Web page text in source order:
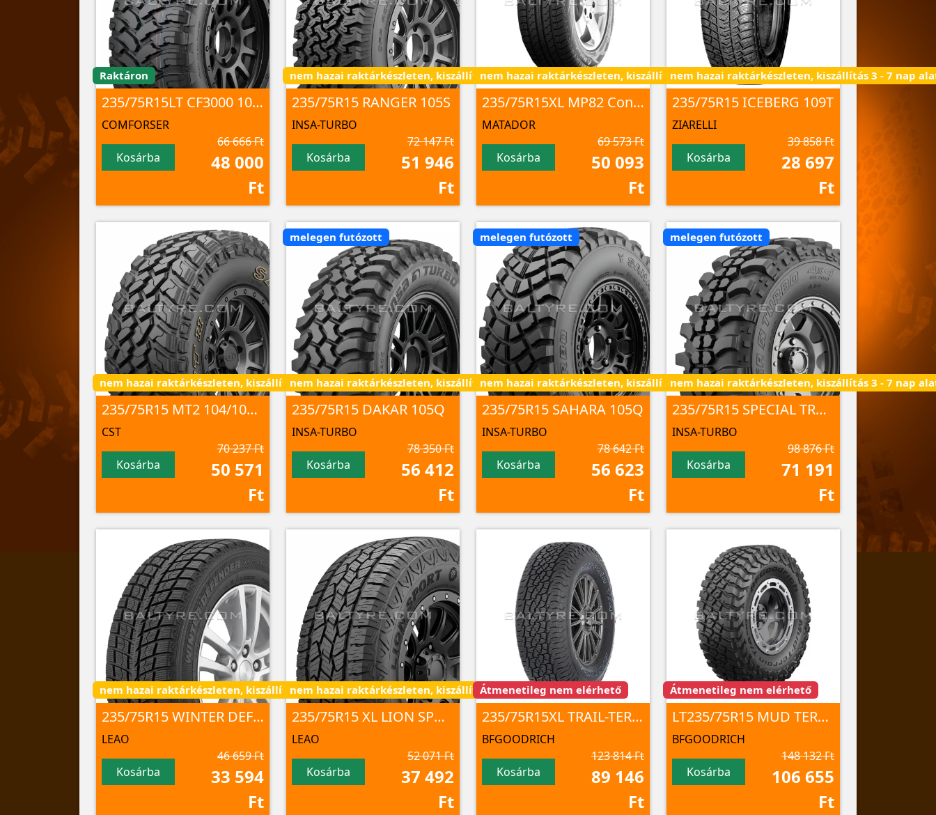
Raktáron
235/75R15LT CF3000 104/101 Q 6PR M+S/3PMSF/POR
COMFORSER
Kosárba
66 666 Ft
48 000
Ft
nem hazai raktárkészleten, kiszállítás 3 - 7 nap alatt
235/75R15 RANGER 105S
INSA-TURBO
Kosárba
72 147 Ft
51 946
Ft
nem hazai raktárkészleten, kiszállítás 3 - 7 nap alatt
235/75R15XL MP82 Conquerra 2 109T
MATADOR
Kosárba
69 573 Ft
50 093
Ft
nem hazai raktárkészleten, kiszállítás 3 - 7 nap
235/75R15 ICEBERG 109T
ZIARELLI
Kosárba
39 858 Ft
28 697
Ft
nem hazai raktárkészleten, kiszállítás 3 - 7 nap alatt
235/75R15 MT2 104/101Q 6PR
CST
Kosárba
70 237 Ft
50 571
Ft
melegen futózott
nem hazai raktárkészleten, kiszállítás 3 - 7 nap alatt
235/75R15 DAKAR 105Q
INSA-TURBO
Kosárba
78 350 Ft
56 412
Ft
melegen futózott
nem hazai raktárkészleten, kiszállítás 3 - 7 nap alatt
235/75R15 SAHARA 105Q
INSA-TURBO
Kosárba
78 642 Ft
56 623
Ft
melegen futózott
nem hazai raktárkészleten, kiszállítás 3 - 7 nap
235/75R15 SPECIAL TRACK 105Q
INSA-TURBO
Kosárba
98 876 Ft
71 191
Ft
nem hazai raktárkészleten, kiszállítás 3 - 7 nap alatt
235/75R15 WINTER DEFENDER Ice I-15 SUV 105 T NORD
LEAO
Kosárba
46 659 Ft
33 594
Ft
nem hazai raktárkészleten, kiszállítás 3 - 7 nap alatt
235/75R15 XL LION SPORT A/T100 109 T TL
LEAO
Kosárba
52 071 Ft
37 492
Ft
Átmenetileg nem elérhető
235/75R15XL TRAIL-TERRAIN T/A 109T TL
BFGOODRICH
Kosárba
123 814 Ft
89 146
Ft
Átmenetileg nem elérhető
LT235/75R15 MUD TERRAIN T/A KM3 110/107Q TL
BFGOODRICH
Kosárba
148 132 Ft
106 655
Ft